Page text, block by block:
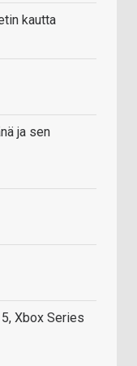
kautta
ja sen
Xbox Series